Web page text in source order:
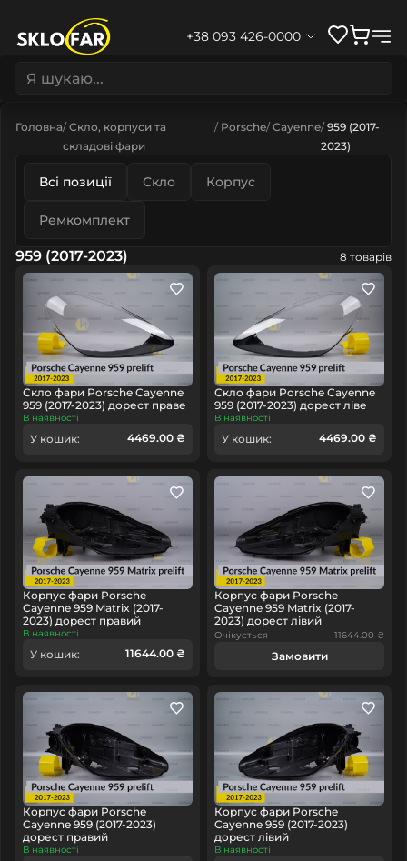
+38 093 426-0000
Головна Скло, корпуси та
складові фари
Porsche Cayenne 959 (2017-
2023)
Всі позиції Скло Корпус
Ремкомплект
959 (2017-2023) 8 товарів
Скло фари Porsche Cayenne
959 (2017-2023) дорест праве
В наявності
У кошик: 4469.00 ₴
Скло фари Porsche Cayenne
959 (2017-2023) дорест ліве
В наявності
У кошик: 4469.00 ₴
Корпус фари Porsche
Cayenne 959 Matrix (2017-
2023) дорест правий
В наявності
У кошик: 11644.00 ₴
Корпус фари Porsche
Cayenne 959 Matrix (2017-
2023) дорест лівий
Очікується 11644.00 ₴
Замовити
Корпус фари Porsche
Cayenne 959 (2017-2023)
дорест правий
В наявності
Корпус фари Porsche
Cayenne 959 (2017-2023)
дорест лівий
В наявності